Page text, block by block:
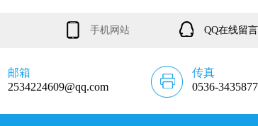
手机网站 QQ在线留言
邮箱
2534224609@qq.com
传真
0536-3435877